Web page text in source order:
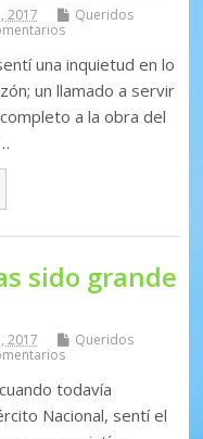
2017
Queridos
una inquietud en lo
un llamado a servir
a la obra del
sido grande
2017
Queridos
todavía
Nacional, sentí el